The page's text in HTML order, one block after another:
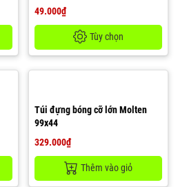
49.000₫
Tùy chọn
Túi đựng bóng cỡ lớn Molten
99x44
329.000₫
Thêm vào giỏ